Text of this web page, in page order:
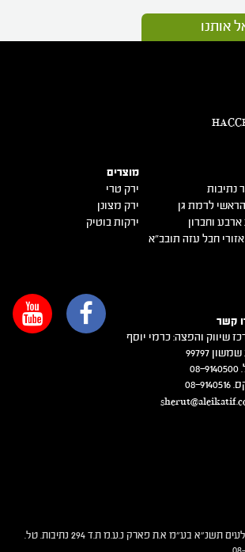
אותנו
נתיבות
לרמת גן
וחברון
חבל עזה תובב"א
מוצרים
ירק טרי
ירק מצונן
ירקות בוטיק
קשר
שיווק והפצה: כרמי יוסף
99797
עלי קטיף – ירקות ללא תולעים תשנ"א בע"מ א.ת פארק נ.ע.מ ת.ד 294 נתיבות. טל.